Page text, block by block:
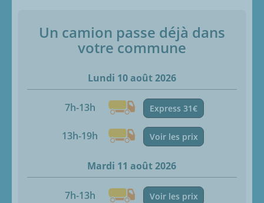
Un camion passe déjà dans
votre commune
Lundi 10 août 2026
7h-13h Express 31€
13h-19h Voir les prix
Mardi 11 août 2026
7h-13h Voir les prix